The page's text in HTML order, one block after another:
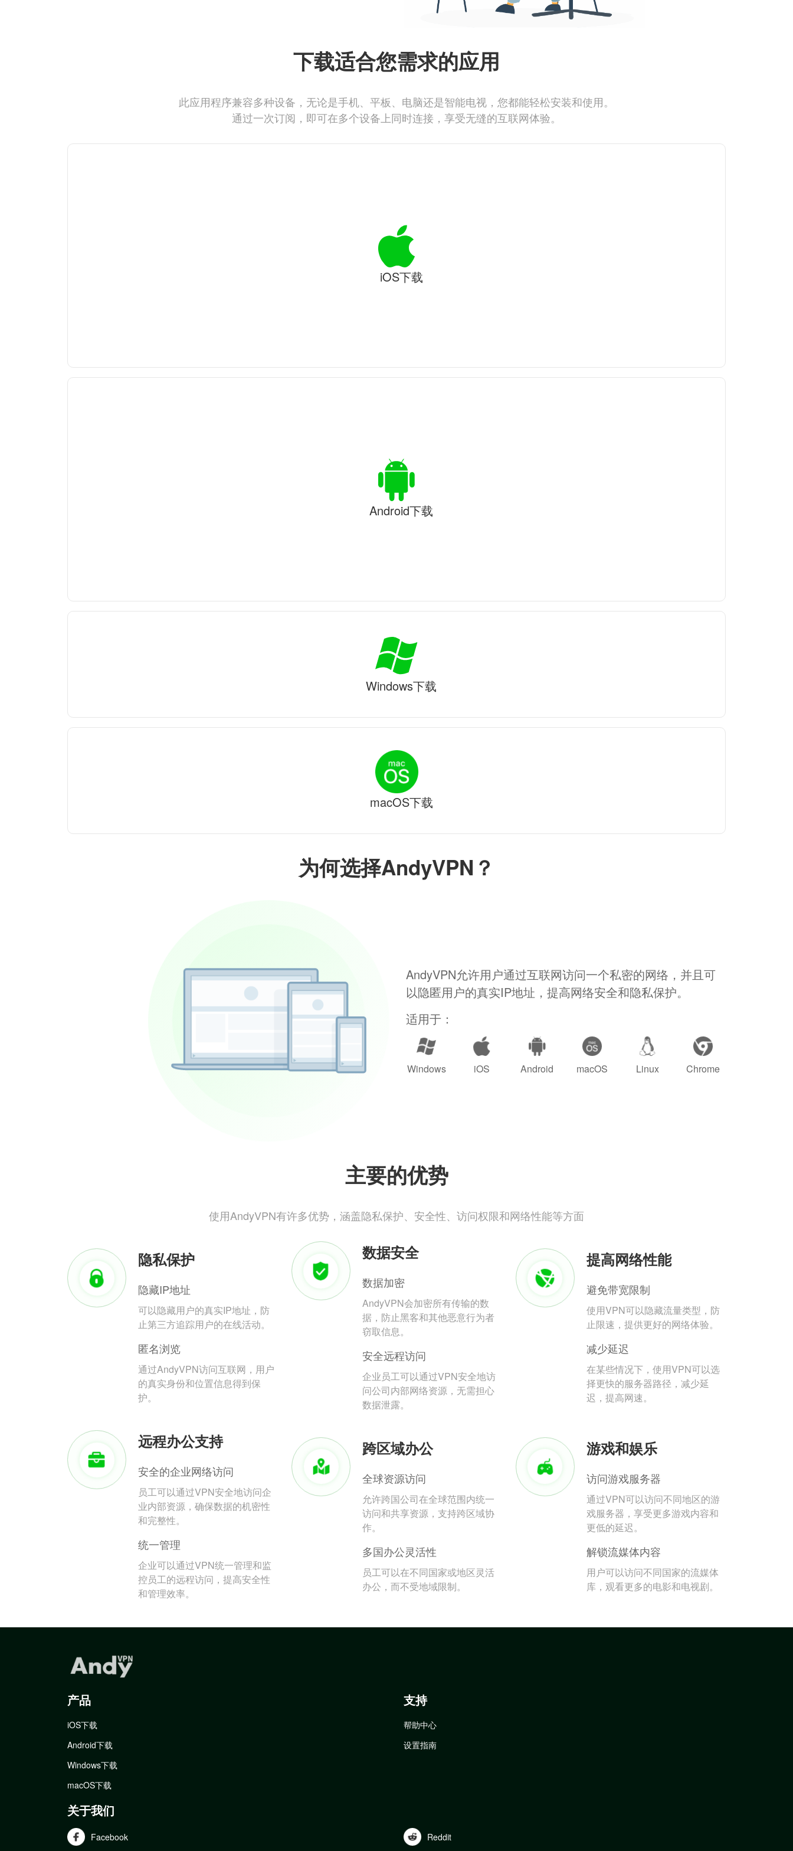
为何选择AndyVPN？
AndyVPN允许用户通过互联网访问一个私密的网络，并且可
以隐匿用户的真实IP地址，提高网络安全和隐私保护。
适用于：
Windows iOS Android macOS Linux Chrome
主要的优势
使用AndyVPN有许多优势，涵盖隐私保护、安全性、访问权限和网络性能等方面
隐私保护
隐藏IP地址
可以隐藏用户的真实IP地址，防
止第三方追踪用户的在线活动。
匿名浏览
通过AndyVPN访问互联网，用户
的真实身份和位置信息得到保
护。
数据安全
数据加密
AndyVPN会加密所有传输的数
据，防止黑客和其他恶意行为者
窃取信息。
安全远程访问
企业员工可以通过VPN安全地访
问公司内部网络资源，无需担心
数据泄露。
提高网络性能
避免带宽限制
使用VPN可以隐藏流量类型，防
止限速，提供更好的网络体验。
减少延迟
在某些情况下，使用VPN可以选
择更快的服务器路径，减少延
迟，提高网速。
远程办公支持
安全的企业网络访问
员工可以通过VPN安全地访问企
业内部资源，确保数据的机密性
和完整性。
统一管理
企业可以通过VPN统一管理和监
控员工的远程访问，提高安全性
和管理效率。
跨区域办公
全球资源访问
允许跨国公司在全球范围内统一
访问和共享资源，支持跨区域协
作。
多国办公灵活性
员工可以在不同国家或地区灵活
办公，而不受地域限制。
游戏和娱乐
访问游戏服务器
通过VPN可以访问不同地区的游
戏服务器，享受更多游戏内容和
更低的延迟。
解锁流媒体内容
用户可以访问不同国家的流媒体
库，观看更多的电影和电视剧。
下载适合您需求的应用
此应用程序兼容多种设备，无论是手机、平板、电脑还是智能电视，您都能轻松安装和使用。
通过一次订阅，即可在多个设备上同时连接，享受无缝的互联网体验。
iOS下载
Android下载
Windows下载
macOS下载
产品
iOS下载
Android下载
Windows下载
macOS下载
支持
帮助中心
设置指南
关于我们
Facebook Reddit